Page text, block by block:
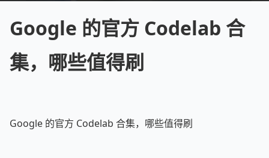
Google 的官方 Codelab 合
集，哪些值得刷
Google 的官方 Codelab 合集，哪些值得刷